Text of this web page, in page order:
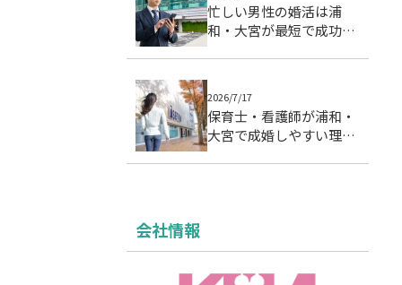
忙しい男性の婚活は浦
和・大宮が最短で成功す
2026/7/17
保育士・看護師が浦和・
大宮で成婚しやすい理由
会社情報